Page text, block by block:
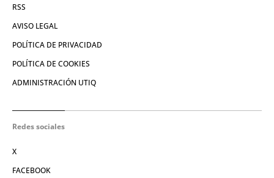
RSS
AVISO LEGAL
POLÍTICA DE PRIVACIDAD
POLÍTICA DE COOKIES
ADMINISTRACIÓN UTIQ
Redes sociales
X
FACEBOOK